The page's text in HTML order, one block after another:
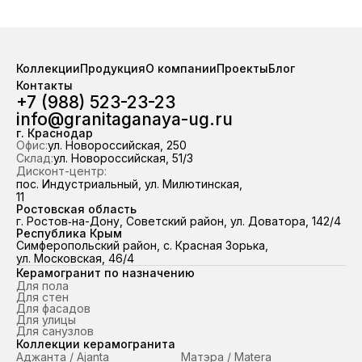
всему ЮФО и Республике Крым,
98,7 % отгрузок выполняем точно в
срок.
наличия за 2 часа.
КоллекцииПродукцияО компанииПроектыБлог
Контакты
+7 (988) 523-23-23
info@granitaganaya-ug.ru
г. Краснодар
Офис:ул. Новороссийская, 250
Склад:ул. Новороссийская, 51/3
Дисконт-центр:
пос. Индустриальный, ул. Милютинская,
11
Ростовская область
г. Ростов‑на-Дону, Советский район, ул. Доватора, 142/4
Республика Крым
Симферопольский район, с. Красная Зорька,
ул. Московская, 46/4
Керамогранит по назначению
Для пола
Для стен
Для фасадов
Для улицы
Для санузлов
Коллекции керамогранита
Аджанта / Ajanta
Матэра / Matera